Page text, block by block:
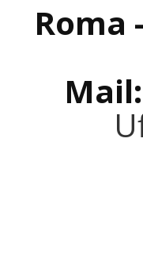
Roma
Mail: